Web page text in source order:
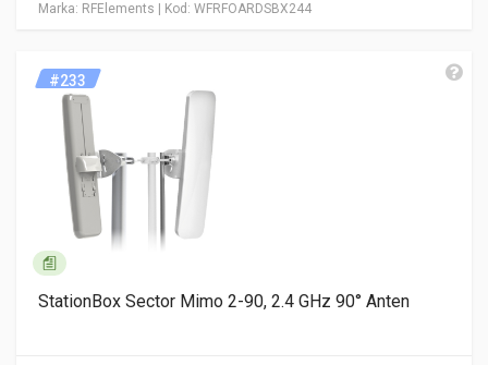
Marka: RFElements | Kod: WFRFOARDSBX244
#233
StationBox Sector Mimo 2-90, 2.4 GHz 90° Anten